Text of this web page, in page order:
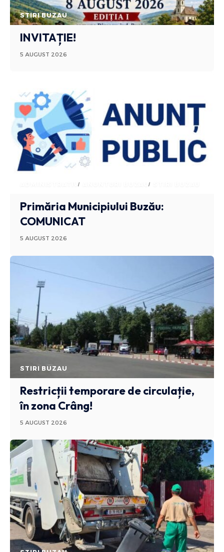
STIRI BUZAU
INVITAȚIE!
5 AUGUST 2026
ADMINISTRATIV ANUNTURI BUZAU
Primăria Municipiului Buzău:
COMUNICAT
5 AUGUST 2026
STIRI BUZAU
Restricții temporare de circulație,
în zona Crâng!
5 AUGUST 2026